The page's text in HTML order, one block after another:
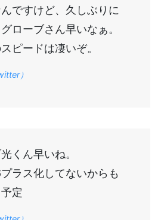
ですけど、久しぶりに
ローブさん早いなぁ。
ピードは凄いぞ。
）
くん早いね。
ラス化してないからも
定